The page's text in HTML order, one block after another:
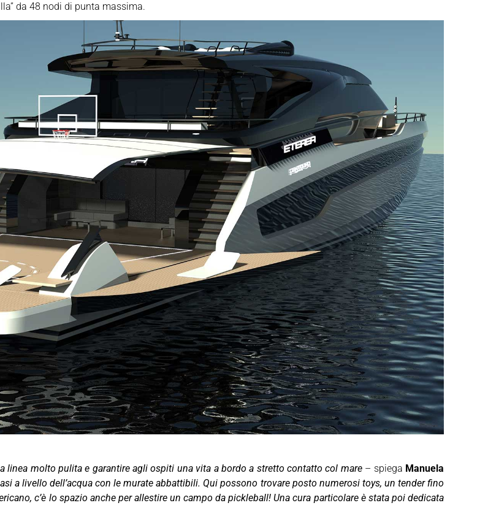
da 48 nodi di punta massima.
linea molto pulita e garantire agli ospiti una vita a bordo a stretto contatto col mare– spiega Manuela
a livello dell’acqua con le murate abbattibili. Qui possono trovare posto numerosi toys, un tender fino
c’è lo spazio anche per allestire un campo da pickleball! Una cura particolare è stata poi dedicata